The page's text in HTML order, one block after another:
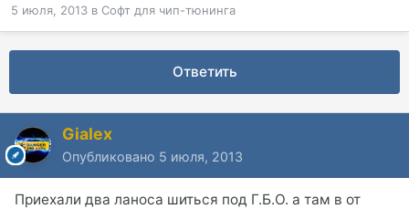
5 июля, 2013 в Софт для чип-тюнинга
Ответить
Gialex
Опубликовано 5 июля, 2013
Приехали два ланоса шиться под Г.Б.О. а там в от